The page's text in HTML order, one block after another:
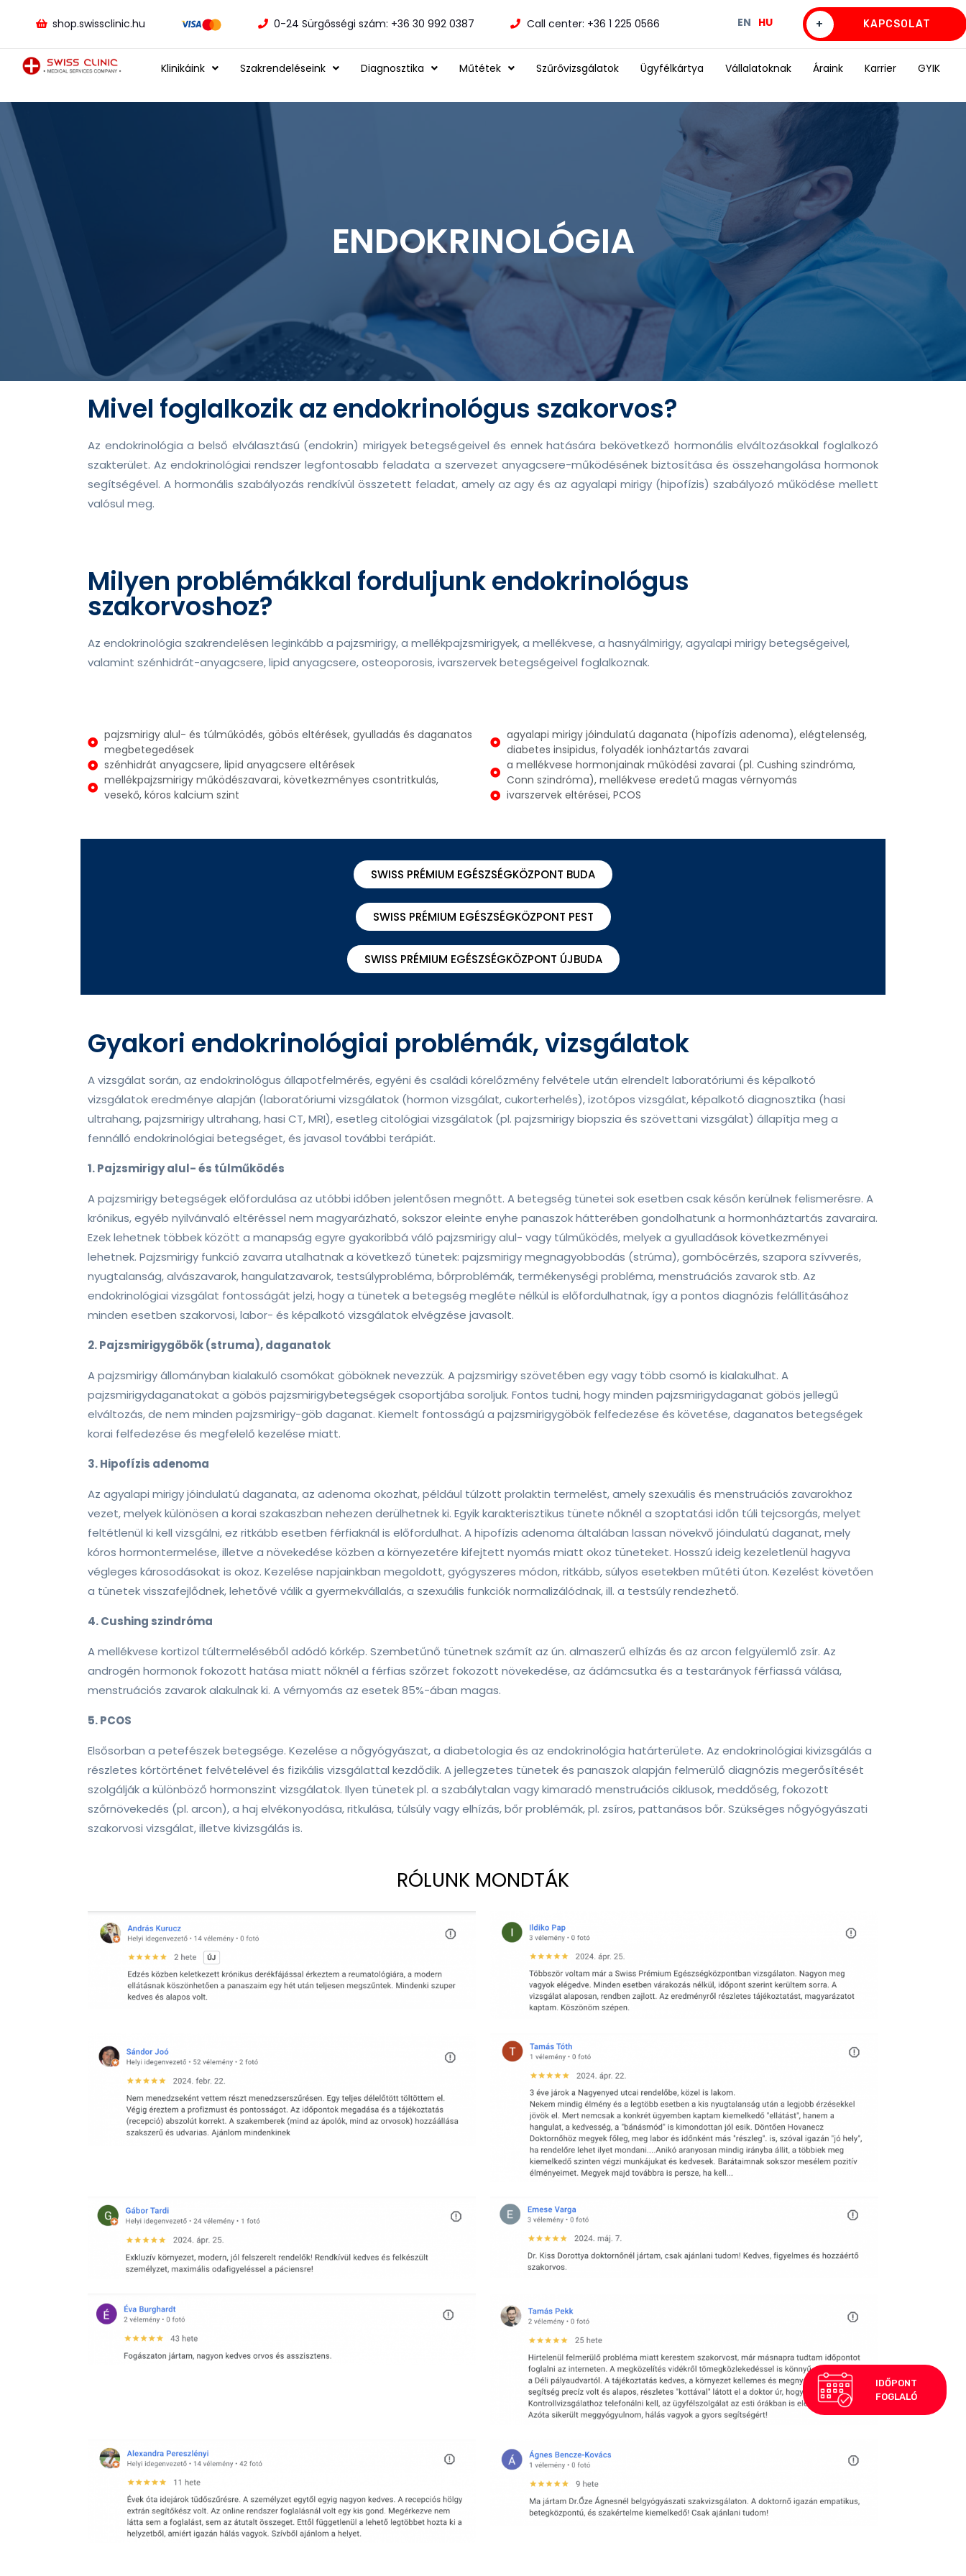
shop.swissclinic.hu 0-24 Sürgősségi szám: +36 30 992 0387 Call center: +36 1 225 0566 EN HU + KAPCSOLAT
Klinikáink Szakrendeléseink Diagnosztika Műtétek Szűrővizsgálatok Ügyfélkártya Vállalatoknak Áraink Karrier GYIK
ENDOKRINOLÓGIA
Mivel foglalkozik az endokrinológus szakorvos?
Az endokrinológia a belső elválasztású (endokrin) mirigyek betegségeivel és ennek hatására bekövetkező hormonális elváltozásokkal foglalkozó
szakterület. Az endokrinológiai rendszer legfontosabb feladata a szervezet anyagcsere-működésének biztosítása és összehangolása hormonok
segítségével. A hormonális szabályozás rendkívül összetett feladat, amely az agy és az agyalapi mirigy (hipofízis) szabályozó működése mellett
valósul meg.
Milyen problémákkal forduljunk endokrinológus
szakorvoshoz?
Az endokrinológia szakrendelésen leginkább a pajzsmirigy, a mellékpajzsmirigyek, a mellékvese, a hasnyálmirigy, agyalapi mirigy betegségeivel,
valamint szénhidrát-anyagcsere, lipid anyagcsere, osteoporosis, ivarszervek betegségeivel foglalkoznak.
pajzsmirigy alul- és túlműködés, göbös eltérések, gyulladás és daganatos
megbetegedések
szénhidrát anyagcsere, lipid anyagcsere eltérések
mellékpajzsmirigy működészavarai, következményes csontritkulás,
vesekő, kóros kalcium szint
agyalapi mirigy jóindulatú daganata (hipofízis adenoma), elégtelenség,
diabetes insipidus, folyadék ionháztartás zavarai
a mellékvese hormonjainak működési zavarai (pl. Cushing szindróma,
Conn szindróma), mellékvese eredetű magas vérnyomás
ivarszervek eltérései, PCOS
SWISS PRÉMIUM EGÉSZSÉGKÖZPONT BUDA
SWISS PRÉMIUM EGÉSZSÉGKÖZPONT PEST
SWISS PRÉMIUM EGÉSZSÉGKÖZPONT ÚJBUDA
Gyakori endokrinológiai problémák, vizsgálatok
A vizsgálat során, az endokrinológus állapotfelmérés, egyéni és családi kórelőzmény felvétele után elrendelt laboratóriumi és képalkotó
vizsgálatok eredménye alapján (laboratóriumi vizsgálatok (hormon vizsgálat, cukorterhelés), izotópos vizsgálat, képalkotó diagnosztika (hasi
ultrahang, pajzsmirigy ultrahang, hasi CT, MRI), esetleg citológiai vizsgálatok (pl. pajzsmirigy biopszia és szövettani vizsgálat) állapítja meg a
fennálló endokrinológiai betegséget, és javasol további terápiát.
1. Pajzsmirigy alul- és túlműködés
A pajzsmirigy betegségek előfordulása az utóbbi időben jelentősen megnőtt. A betegség tünetei sok esetben csak későn kerülnek felismerésre. A
krónikus, egyéb nyilvánvaló eltéréssel nem magyarázható, sokszor eleinte enyhe panaszok hátterében gondolhatunk a hormonháztartás zavaraira.
Ezek lehetnek többek között a manapság egyre gyakoribbá váló pajzsmirigy alul- vagy túlműködés, melyek a gyulladások következményei
lehetnek. Pajzsmirigy funkció zavarra utalhatnak a következő tünetek: pajzsmirigy megnagyobbodás (strúma), gombócérzés, szapora szívverés,
nyugtalanság, alvászavarok, hangulatzavarok, testsúlyprobléma, bőrproblémák, termékenységi probléma, menstruációs zavarok stb. Az
endokrinológiai vizsgálat fontosságát jelzi, hogy a tünetek a betegség megléte nélkül is előfordulhatnak, így a pontos diagnózis felállításához
minden esetben szakorvosi, labor- és képalkotó vizsgálatok elvégzése javasolt.
2. Pajzsmirigygöbök (struma), daganatok
A pajzsmirigy állományban kialakuló csomókat göböknek nevezzük. A pajzsmirigy szövetében egy vagy több csomó is kialakulhat. A
pajzsmirigydaganatokat a göbös pajzsmirigybetegségek csoportjába soroljuk. Fontos tudni, hogy minden pajzsmirigydaganat göbös jellegű
elváltozás, de nem minden pajzsmirigy-göb daganat. Kiemelt fontosságú a pajzsmirigygöbök felfedezése és követése, daganatos betegségek
korai felfedezése és megfelelő kezelése miatt.
3. Hipofízis adenoma
Az agyalapi mirigy jóindulatú daganata, az adenoma okozhat, például túlzott prolaktin termelést, amely szexuális és menstruációs zavarokhoz
vezet, melyek különösen a korai szakaszban nehezen derülhetnek ki. Egyik karakterisztikus tünete nőknél a szoptatási időn túli tejcsorgás, melyet
feltétlenül ki kell vizsgálni, ez ritkább esetben férfiaknál is előfordulhat. A hipofízis adenoma általában lassan növekvő jóindulatú daganat, mely
kóros hormontermelése, illetve a növekedése közben a környezetére kifejtett nyomás miatt okoz tüneteket. Hosszú ideig kezeletlenül hagyva
végleges károsodásokat is okoz. Kezelése napjainkban megoldott, gyógyszeres módon, ritkább, súlyos esetekben műtéti úton. Kezelést követően
a tünetek visszafejlődnek, lehetővé válik a gyermekvállalás, a szexuális funkciók normalizálódnak, ill. a testsúly rendezhető.
4. Cushing szindróma
A mellékvese kortizol túltermeléséből adódó kórkép. Szembetűnő tünetnek számít az ún. almaszerű elhízás és az arcon felgyülemlő zsír. Az
androgén hormonok fokozott hatása miatt nőknél a férfias szőrzet fokozott növekedése, az ádámcsutka és a testarányok férfiassá válása,
menstruációs zavarok alakulnak ki. A vérnyomás az esetek 85%-ában magas.
5. PCOS
Elsősorban a petefészek betegsége. Kezelése a nőgyógyászat, a diabetologia és az endokrinológia határterülete. Az endokrinológiai kivizsgálás a
részletes kórtörténet felvételével és fizikális vizsgálattal kezdődik. A jellegzetes tünetek és panaszok alapján felmerülő diagnózis megerősítését
szolgálják a különböző hormonszint vizsgálatok. Ilyen tünetek pl. a szabálytalan vagy kimaradó menstruációs ciklusok, meddőség, fokozott
szőrnövekedés (pl. arcon), a haj elvékonyodása, ritkulása, túlsúly vagy elhízás, bőr problémák, pl. zsíros, pattanásos bőr. Szükséges nőgyógyászati
szakorvosi vizsgálat, illetve kivizsgálás is.
RÓLUNK MONDTÁK